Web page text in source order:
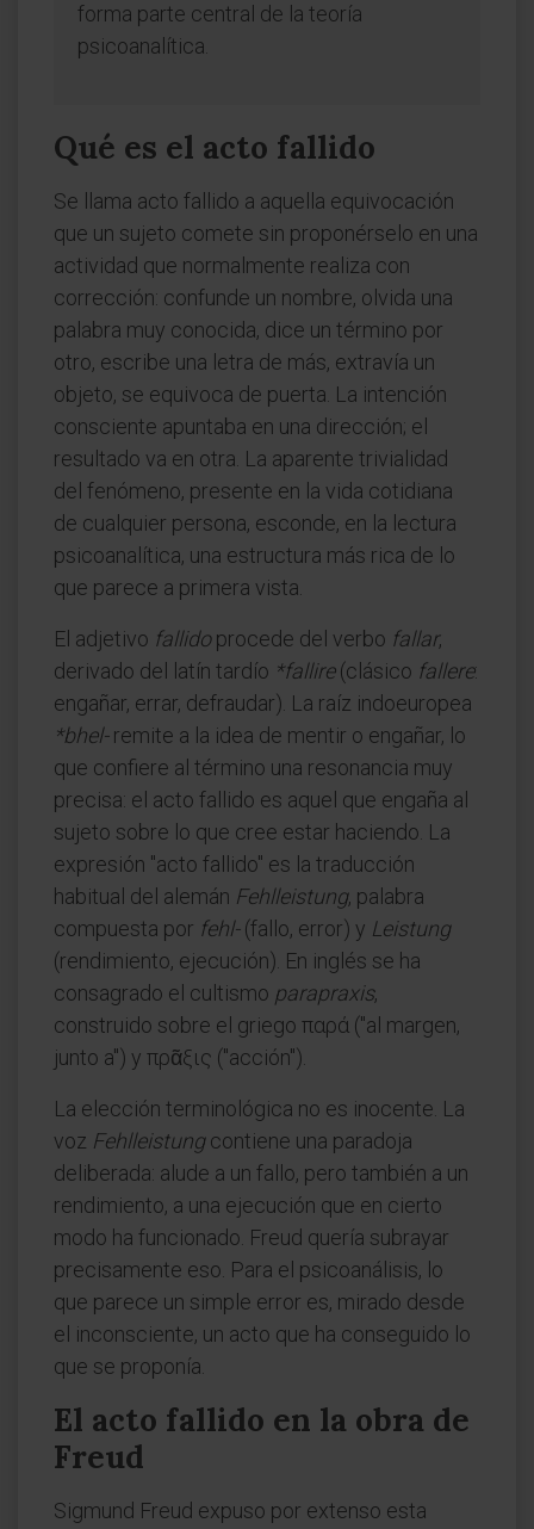
forma parte central de la teoría
psicoanalítica.
Qué es el acto fallido
Se llama acto fallido a aquella equivocación
que un sujeto comete sin proponérselo en una
actividad que normalmente realiza con
corrección: confunde un nombre, olvida una
palabra muy conocida, dice un término por
otro, escribe una letra de más, extravía un
objeto, se equivoca de puerta. La intención
consciente apuntaba en una dirección; el
resultado va en otra. La aparente trivialidad
del fenómeno, presente en la vida cotidiana
de cualquier persona, esconde, en la lectura
psicoanalítica, una estructura más rica de lo
que parece a primera vista.
El adjetivo fallidoprocede del verbo fallar,
derivado del latín tardío *fallire(clásico fallere:
engañar, errar, defraudar). La raíz indoeuropea
*bhel-remite a la idea de mentir o engañar, lo
que confiere al término una resonancia muy
precisa: el acto fallido es aquel que engaña al
sujeto sobre lo que cree estar haciendo. La
expresión "acto fallido" es la traducción
habitual del alemán Fehlleistung, palabra
compuesta por fehl-(fallo, error) y Leistung
(rendimiento, ejecución). En inglés se ha
consagrado el cultismo parapraxis,
construido sobre el griego παρά ("al margen,
junto a") y πρᾶξις ("acción").
La elección terminológica no es inocente. La
voz Fehlleistungcontiene una paradoja
deliberada: alude a un fallo, pero también a un
rendimiento, a una ejecución que en cierto
modo ha funcionado. Freud quería subrayar
precisamente eso. Para el psicoanálisis, lo
que parece un simple error es, mirado desde
el inconsciente, un acto que ha conseguido lo
que se proponía.
El acto fallido en la obra de
Freud
Sigmund Freud expuso por extenso esta